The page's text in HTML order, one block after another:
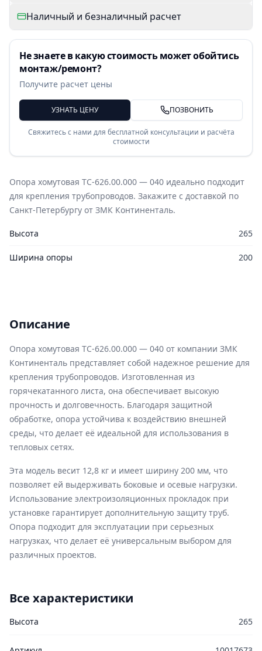
Наличный и безналичный расчет
Не знаете в какую стоимость может обойтись
монтаж/ремонт?
Получите расчет цены
УЗНАТЬ ЦЕНУ ПОЗВОНИТЬ
Свяжитесь с нами для бесплатной консультации и расчёта
стоимости
Опора хомутовая ТС-626.00.000 — 040 идеально подходит
для крепления трубопроводов. Закажите с доставкой по
Санкт-Петербургу от ЗМК Континенталь.
Высота 265
Ширина опоры 200
Описание
Опора хомутовая ТС-626.00.000 — 040 от компании ЗМК
Континенталь представляет собой надежное решение для
крепления трубопроводов. Изготовленная из
горячекатанного листа, она обеспечивает высокую
прочность и долговечность. Благодаря защитной
обработке, опора устойчива к воздействию внешней
среды, что делает её идеальной для использования в
тепловых сетях.
Эта модель весит 12,8 кг и имеет ширину 200 мм, что
позволяет ей выдерживать боковые и осевые нагрузки.
Использование электроизоляционных прокладок при
установке гарантирует дополнительную защиту труб.
Опора подходит для эксплуатации при серьезных
нагрузках, что делает её универсальным выбором для
различных проектов.
Все характеристики
Высота 265